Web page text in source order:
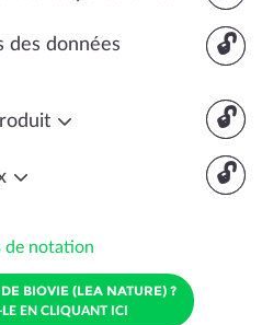
🔓
des données
🔓
🔓
de notation
BIOVIE (LEA NATURE) ?
EN CLIQUANT ICI